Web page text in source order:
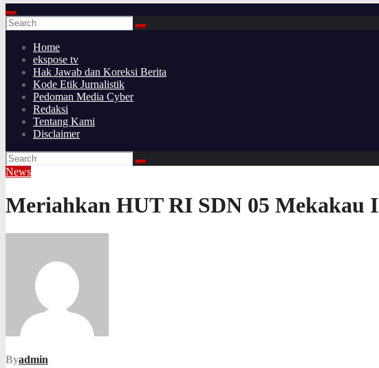
Home
ekspose tv
Hak Jawab dan Koreksi Berita
Kode Etik Jurnalistik
Pedoman Media Cyber
Redaksi
Tentang Kami
Disclaimer
News
Meriahkan HUT RI SDN 05 Mekakau
Byadmin